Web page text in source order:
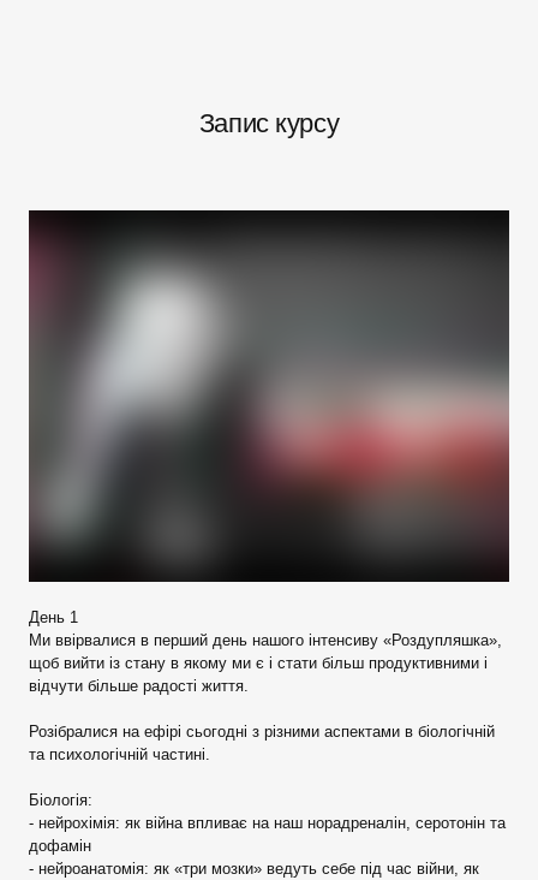
Запис курсу
День 1
Ми ввірвалися в перший день нашого інтенсиву «Роздупляшка»,
щоб вийти із стану в якому ми є і стати більш продуктивними і
відчути більше радості життя.
Розібралися на ефірі сьогодні з різними аспектами в біологічній
та психологічній частині.
Біологія:
- нейрохімія: як війна впливає на наш норадреналін, серотонін та
дофамін
- нейроанатомія: як «три мозки» ведуть себе під час війни, як